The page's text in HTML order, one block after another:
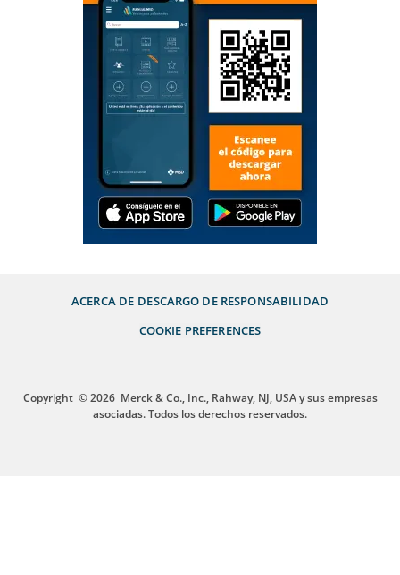
ACERCA DE DESCARGO DE RESPONSABILIDAD
COOKIE PREFERENCES
Copyright © 2026 Merck & Co., Inc., Rahway, NJ, USA y sus empresas
asociadas. Todos los derechos reservados.